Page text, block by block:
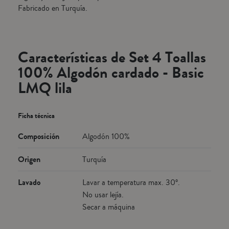
Fabricado en Turquía.
Características de Set 4 Toallas
100% Algodón cardado - Basic
LMQ lila
Ficha técnica
Composición Algodón 100%
Origen Turquía
Lavado
Lavar a temperatura max. 30º.
No usar lejía.
Secar a máquina